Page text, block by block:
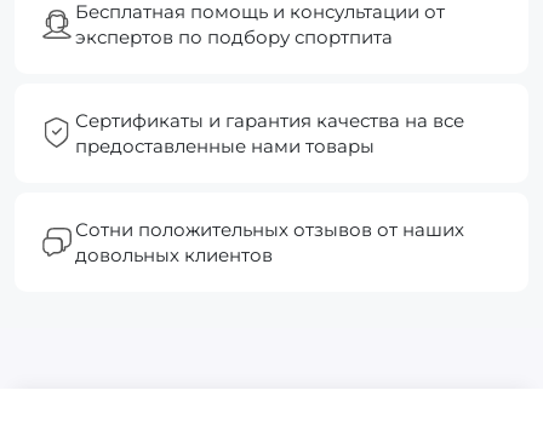
Бесплатная помощь и консультации от
экспертов по подбору спортпита
Сертификаты и гарантия качества на все
предоставленные нами товары
Сотни положительных отзывов от наших
довольных клиентов